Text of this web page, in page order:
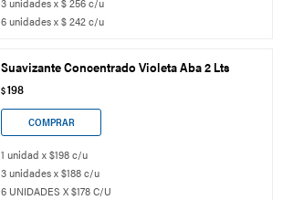
6 unidades x $ 242 c/u
Suavizante Concentrado Violeta Aba 2 Lts
$198
1 unidad x $198 c/u
3 unidades x $188 c/u
6 UNIDADES X $178 C/U